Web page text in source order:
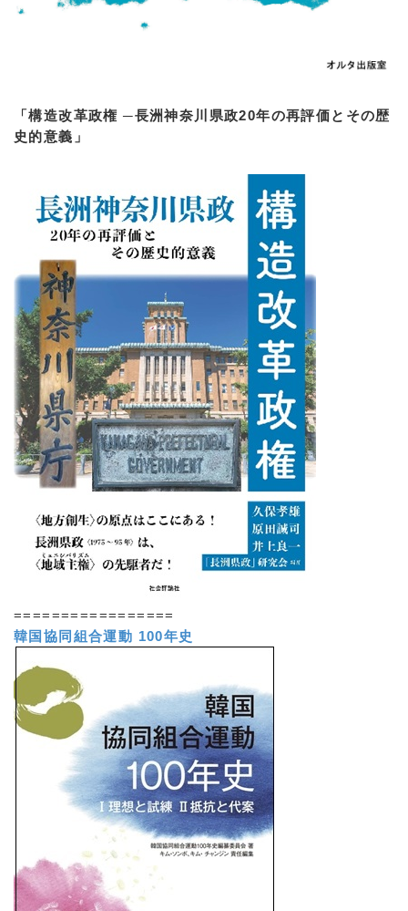
「構造改革政権 ─長洲神奈川県政20年の再評価とその歴
史的意義」
=================
韓国協同組合運動 100年史